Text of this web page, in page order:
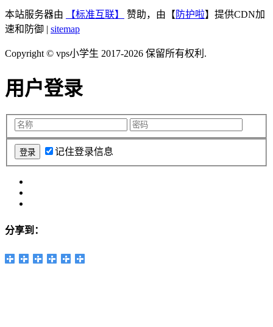
本站服务器由 【标准互联】 赞助，由【 防护啦】提供CDN加
速和防御 | sitemap
Copyright © vps小学生 2017-2026 保留所有权利.
用户登录
记住登录信息
分享到：